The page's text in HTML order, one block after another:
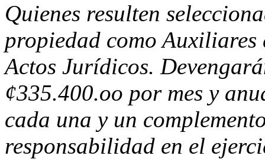
Quienes resulten
propiedad como Auxiliares
Actos Jurídicos.
¢335.400.oo por mes y
cada una y un
responsabilidad en el